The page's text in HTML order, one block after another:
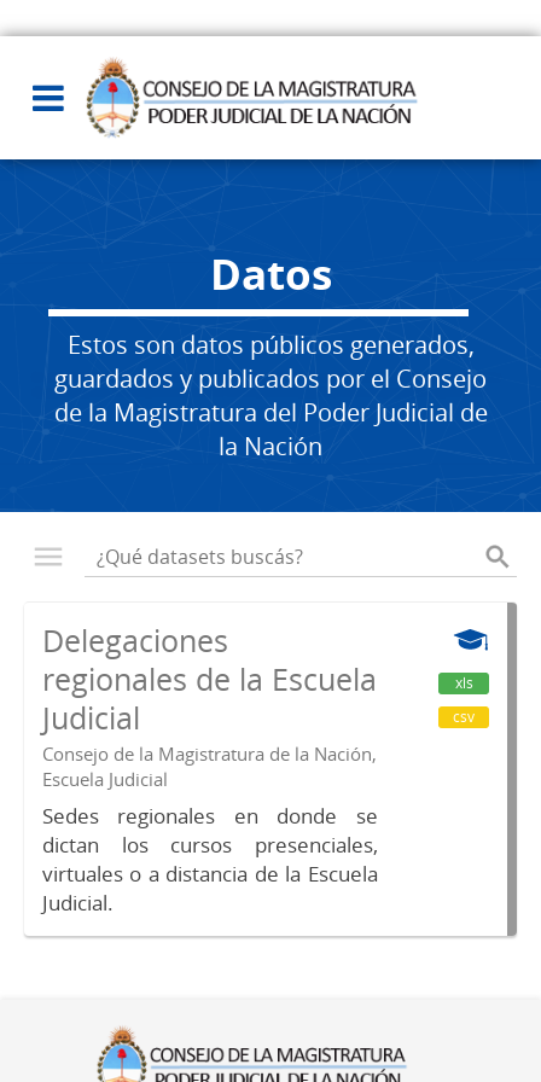
Datos
Estos son datos públicos generados,
guardados y publicados por el Consejo
de la Magistratura del Poder Judicial de
la Nación
Delegaciones
regionales de la Escuela
Judicial
Consejo de la Magistratura de la Nación,
Escuela Judicial
Sedes regionales en donde se
dictan los cursos presenciales,
virtuales o a distancia de la Escuela
Judicial.
xls
csv